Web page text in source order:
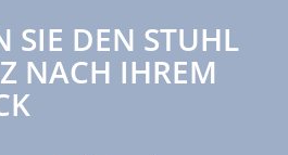
SIE DEN STUHL
NACH IHREM